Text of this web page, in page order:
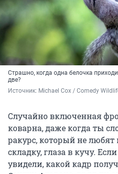
Страшно, когда одна белочка
две?
Источник: Michael Cox / Comedy
Случайно включенная
коварна, даже когда ты
ракурс, который не любят
складку, глаза в кучу.
увидели, какой кадр